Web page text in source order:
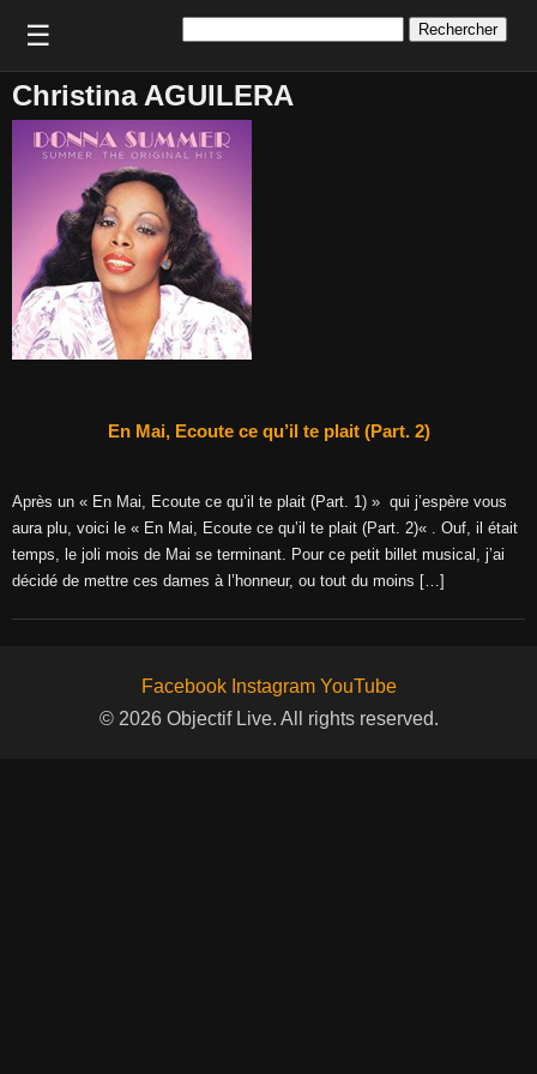
☰
Christina AGUILERA
En Mai, Ecoute ce qu’il te plait (Part. 2)
Après un « En Mai, Ecoute ce qu’il te plait (Part. 1) » qui j’espère vous
aura plu, voici le « En Mai, Ecoute ce qu’il te plait (Part. 2)« . Ouf, il était
temps, le joli mois de Mai se terminant. Pour ce petit billet musical, j’ai
décidé de mettre ces dames à l’honneur, ou tout du moins […]
Facebook Instagram YouTube
© 2026 Objectif Live. All rights reserved.